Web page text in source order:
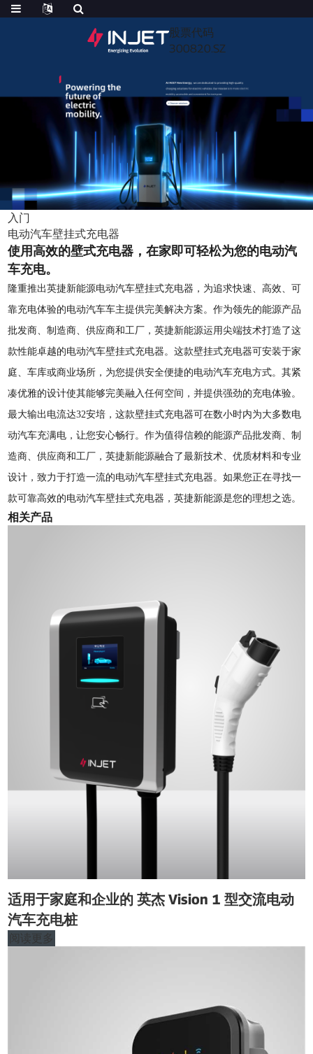
股票代码
300820.SZ
入门
电动汽车壁挂式充电器
使用高效的壁式充电器，在家即可轻松为您的电动汽
车充电。
隆重推出英捷新能源电动汽车壁挂式充电器，为追求快速、高效、可
靠充电体验的电动汽车车主提供完美解决方案。作为领先的能源产品
批发商、制造商、供应商和工厂，英捷新能源运用尖端技术打造了这
款性能卓越的电动汽车壁挂式充电器。这款壁挂式充电器可安装于家
庭、车库或商业场所，为您提供安全便捷的电动汽车充电方式。其紧
凑优雅的设计使其能够完美融入任何空间，并提供强劲的充电体验。
最大输出电流达32安培，这款壁挂式充电器可在数小时内为大多数电
动汽车充满电，让您安心畅行。作为值得信赖的能源产品批发商、制
造商、供应商和工厂，英捷新能源融合了最新技术、优质材料和专业
设计，致力于打造一流的电动汽车壁挂式充电器。如果您正在寻找一
款可靠高效的电动汽车壁挂式充电器，英捷新能源是您的理想之选。
相关产品
适用于家庭和企业的 英杰 Vision 1 型交流电动
汽车充电桩
阅读更多